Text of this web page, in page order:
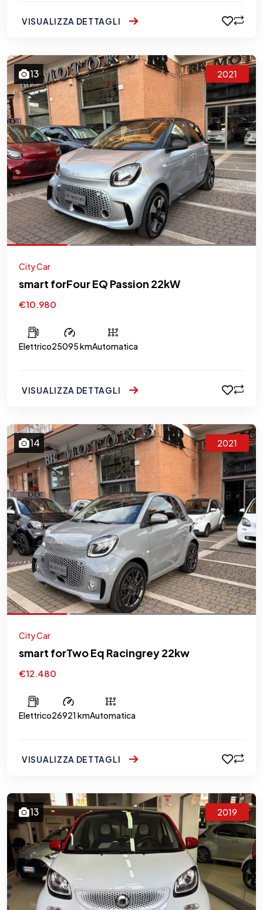
VISUALIZZA DETTAGLI
13 2021
City Car
smart forFour EQ Passion 22kW
€10.980
Elettrico25095 kmAutomatica
VISUALIZZA DETTAGLI
14 2021
City Car
smart forTwo Eq Racingrey 22kw
€12.480
Elettrico26921 kmAutomatica
VISUALIZZA DETTAGLI
13 2019